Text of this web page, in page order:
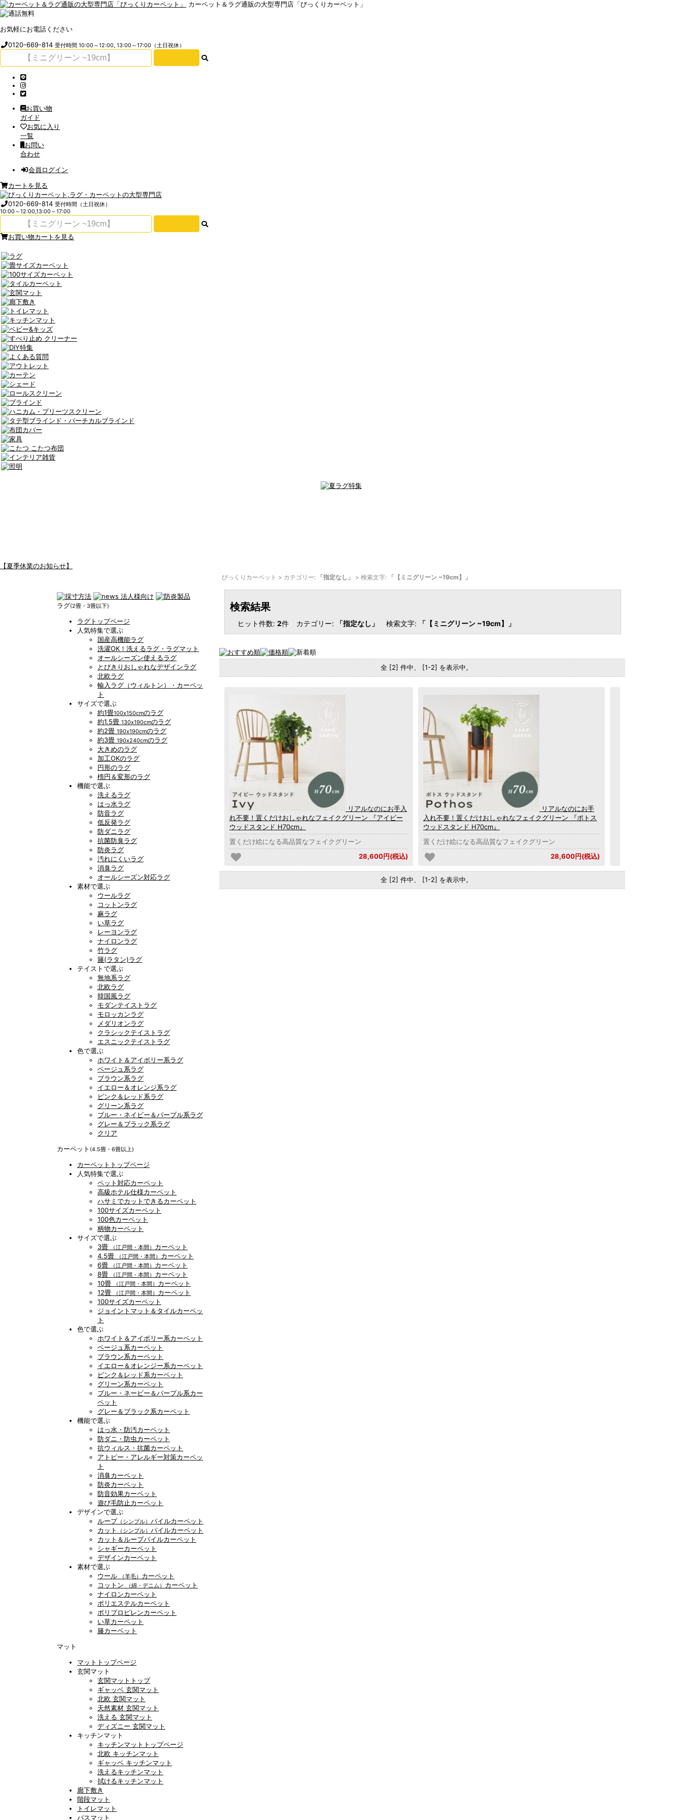
カーペット＆ラグ通販の大型専門店「びっくりカーペット」
お気軽にお電話ください
0120-669-814受付時間 10:00～12:00, 13:00～17:00（土日祝休）
お買い物
ガイド
お気に入り
一覧
お問い
合わせ
会員ログイン
カートを見る
0120-669-814受付時間（土日祝休）
10:00～12:00,13:00～17:00
お買い物カートを見る
【夏季休業のお知らせ】
ラグ(2畳・3畳以下)
ラグトップページ
人気特集で選ぶ
国産高機能ラグ
洗濯OK！洗えるラグ・ラグマット
オールシーズン使えるラグ
とびきりおしゃれなデザインラグ
北欧ラグ
輸入ラグ（ウィルトン）・カーペッ
ト
サイズで選ぶ
約1畳100x150cmのラグ
約1.5畳 130x190cmのラグ
約2畳 190x190cmのラグ
約3畳 190x240cmのラグ
大きめのラグ
加工OKのラグ
円形のラグ
楕円＆変形のラグ
機能で選ぶ
洗えるラグ
はっ水ラグ
防音ラグ
低反発ラグ
防ダニラグ
抗菌防臭ラグ
防炎ラグ
汚れにくいラグ
消臭ラグ
オールシーズン対応ラグ
素材で選ぶ
ウールラグ
コットンラグ
麻ラグ
い草ラグ
レーヨンラグ
ナイロンラグ
竹ラグ
籐(ラタン)ラグ
テイストで選ぶ
無地系ラグ
北欧ラグ
韓国風ラグ
モダンテイストラグ
モロッカンラグ
メダリオンラグ
クラシックテイストラグ
エスニックテイストラグ
色で選ぶ
ホワイト＆アイボリー系ラグ
ベージュ系ラグ
ブラウン系ラグ
イエロー＆オレンジ系ラグ
ピンク＆レッド系ラグ
グリーン系ラグ
ブルー・ネイビー＆パープル系ラグ
グレー＆ブラック系ラグ
クリア
カーペット (4.5畳・6畳以上)
カーペットトップページ
人気特集で選ぶ
ペット対応カーペット
高級ホテル仕様カーペット
ハサミでカットできるカーペット
100サイズカーペット
100色カーペット
柄物カーペット
サイズで選ぶ
3畳
（江戸間・本間） カーペット
4.5畳
（江戸間・本間） カーペット
6畳
（江戸間・本間） カーペット
8畳
（江戸間・本間） カーペット
10畳
（江戸間・本間） カーペット
12畳
（江戸間・本間） カーペット
100サイズカーペット
ジョイントマット＆タイルカーペッ
ト
色で選ぶ
ホワイト＆アイボリー系カーペット
ベージュ系カーペット
ブラウン系カーペット
イエロー＆オレンジー系カーペット
ピンク＆レッド系カーペット
グリーン系カーペット
ブルー・ネービー＆パープル系カー
ペット
グレー＆ブラック系カーペット
機能で選ぶ
はっ水・防汚カーペット
防ダニ・防虫カーペット
抗ウィルス・抗菌カーペット
アトピー・アレルギー対策カーペッ
ト
消臭カーペット
防炎カーペット
防音効果カーペット
遊び毛防止カーペット
デザインで選ぶ
ループ （シンプル） パイルカーペット
カット
（シンプル） パイルカーペット
カット＆ループパイルカーペット
シャギーカーペット
デザインカーペット
素材で選ぶ
ウール
（羊毛） カーペット
コットン
（綿・デニム） カーペット
ナイロンカーペット
ポリエステルカーペット
ポリプロピレンカーペット
い草カーペット
籐カーペット
マット
マットトップページ
玄関マット
玄関マットトップ
ギャッベ 玄関マット
北欧 玄関マット
天然素材 玄関マット
洗える 玄関マット
ディズニー 玄関マット
キッチンマット
キッチンマットトップページ
北欧 キッチンマット
ギャッベ キッチンマット
洗えるキッチンマット
拭けるキッチンマット
廊下敷き
階段マット
トイレマット
バスマット
びっくりカーペット > カテゴリー: 「指定なし」 > 検索文字: 「【ミニグリーン ~19cm】」
検索結果
ヒット件数: 2件 カテゴリー: 「指定なし」 検索文字: 「【ミニグリーン ~19cm】」
全 [2] 件中、 [1-2] を表示中。
リアルなのにお手入
れ不要！置くだけおしゃれなフェイクグリーン 『アイビー
ウッドスタンド H70cm』
置くだけ絵になる高品質なフェイクグリーン
28,600円(税込)
リアルなのにお手
入れ不要！置くだけおしゃれなフェイクグリーン 『ポトス
ウッドスタンド H70cm』
置くだけ絵になる高品質なフェイクグリーン
28,600円(税込)
全 [2] 件中、 [1-2] を表示中。